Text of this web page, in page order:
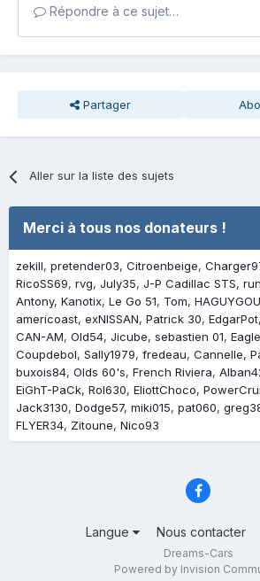
Répondre à ce sujet…
Partager
Aller sur la liste des sujets
Merci à tous nos donateurs !
zekill pretender03 Citroenbeige
RicoSS69 rvg July35 J-P Cadillac STS run
Antony Kanotix Le Go 51 Tom HAGUYGOU
americoast exNISSAN Patrick 30 EdgarPot
CAN-AM Old54 Jicube sebastien 01
Coupdebol Sally1979 fredeau Cannelle
buxois84 Olds 60's French Riviera
EiGhT-PaCk Rol630 EliottChoco
Jack3130 Dodge57 miki015 pat060
FLYER34 Zitoune Nico93
Langue Nous contacter
Dreams-Cars
Powered by Invision